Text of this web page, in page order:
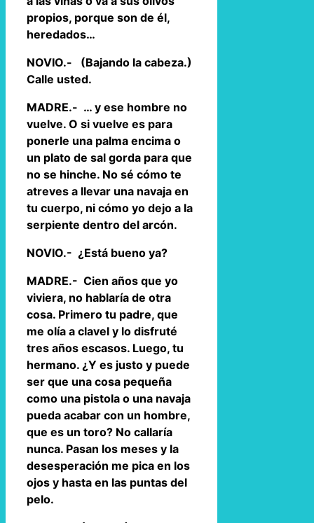
propios, porque son de él,
heredados…
NOVIO.- (Bajando la cabeza.)
Calle usted.
MADRE.- … y ese hombre no
vuelve. O si vuelve es para
ponerle una palma encima o
un plato de sal gorda para que
no se hinche. No sé cómo te
atreves a llevar una navaja en
tu cuerpo, ni cómo yo dejo a la
serpiente dentro del arcón.
NOVIO.- ¿Está bueno ya?
MADRE.- Cien años que yo
viviera, no hablaría de otra
cosa. Primero tu padre, que
me olía a clavel y lo disfruté
tres años escasos. Luego, tu
hermano. ¿Y es justo y puede
ser que una cosa pequeña
como una pistola o una navaja
pueda acabar con un hombre,
que es un toro? No callaría
nunca. Pasan los meses y la
desesperación me pica en los
ojos y hasta en las puntas del
pelo.